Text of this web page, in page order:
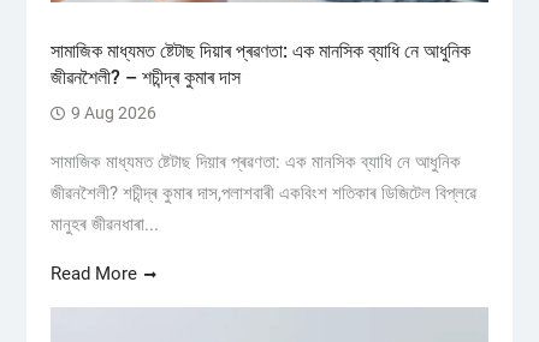
সামাজিক মাধ্যমত ষ্টেটাছ দিয়াৰ প্ৰৱণতা: এক মানসিক ব্যাধি নে আধুনিক
জীৱনশৈলী? – শচীন্দ্ৰ কুমাৰ দাস
9 Aug 2026
সামাজিক মাধ্যমত ষ্টেটাছ দিয়াৰ প্ৰৱণতা: এক মানসিক ব্যাধি নে আধুনিক
জীৱনশৈলী? শচীন্দ্ৰ কুমাৰ দাস,পলাশবাৰী একবিংশ শতিকাৰ ডিজিটেল বিপ্লৱে
মানুহৰ জীৱনধাৰা...
Read More